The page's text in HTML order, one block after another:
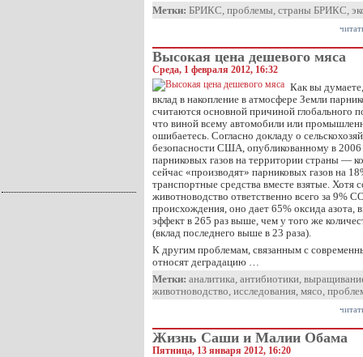
Метки: БРИКС, проблемы, страны БРИКС,
Высокая цена дешевого мяса
Среда, 1 февраля 2012, 16:32
Как вы
вклад в накопление в атмосфере Земли
считаются основной причиной глобального
что виной всему автомобили или
ошибаетесь. Согласно докладу о
безопасности США, опубликованному в 2006
парниковых газов на территории страны —
сейчас «производят» парниковых газов на
транспортные средства вместе взятые. Хотя
животноводство ответственно всего за 9%
происхождения, оно дает 65% оксида азота,
эффект в 265 раз выше, чем у того же
(вклад последнего выше в 23 раза).
К другим проблемам, связанным с
относят деградацию …
Метки: аналитика, антибиотики,
животноводство, исследования, мясо,
Жизнь Саши и Малии Обама
Пятница, 13 января 2012, 16:20